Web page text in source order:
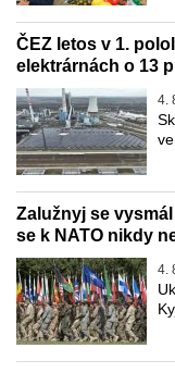
ČEZ letos v 1.
elektrárnách o 13
4.
Zalužnyj se
se k NATO nikdy
4.